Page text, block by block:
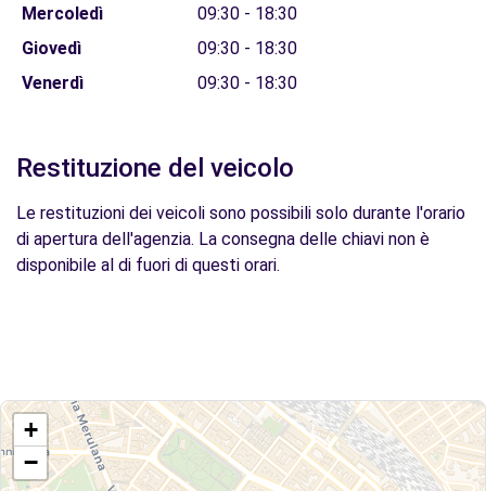
Mercoledì
09:30 - 18:30
Giovedì
09:30 - 18:30
Venerdì
09:30 - 18:30
Restituzione del veicolo
Le restituzioni dei veicoli sono possibili solo durante l'orario
di apertura dell'agenzia. La consegna delle chiavi non è
disponibile al di fuori di questi orari.
+
−